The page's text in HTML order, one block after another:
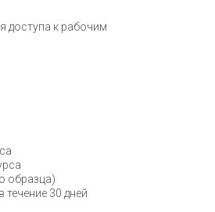
доступа к рабочим
образца)
течение 30 дней